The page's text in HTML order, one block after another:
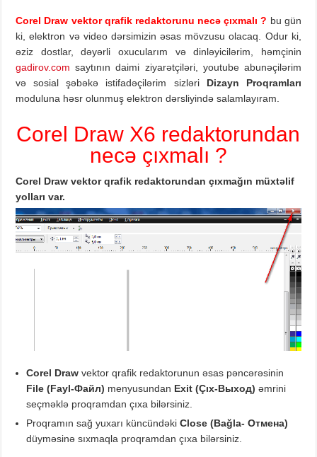
Corel Draw vektor qrafik redaktorunu necə çıxmalı ? bu gün
ki, elektron və video dərsimizin əsas mövzusu olacaq. Odur ki,
əziz dostlar, dəyərli oxucularım və dinləyicilərim, həmçinin
gadirov.com saytının daimi ziyarətçiləri, youtube abunəçilərim
və sosial şəbəkə istifadəçilərim sizləri Dizayn Proqramları
moduluna həsr olunmuş elektron dərsliyində salamlayıram.
Corel Draw X6 redaktorundan
necə çıxmalı ?
Corel Drawvektor qrafik redaktorundan çıxmağın müxtəlif
yolları var.
Corel Drawvektor qrafik redaktorunun əsas pəncərəsinin
File (Fayl-Файл) menyusundan Exit(Çıx-Выход)əmrini
seçməklə proqramdan çıxa bilərsiniz.
Proqramın sağ yuxarı küncündəkiClose (Bağla-Отмена)
düyməsinə sıxmaqla proqramdan çıxa bilərsiniz.